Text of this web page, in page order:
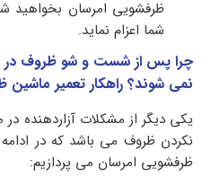
ظرفشویی امرسان بخواهید
شما اعزام نماید.
چرا پس از شست و شو ظروف
نمی شوند؟ راهکار تعمیر
یکی دیگر از مشکلات
نکردن ظروف می باشد که در
ظرفشویی امرسان می پردازیم: